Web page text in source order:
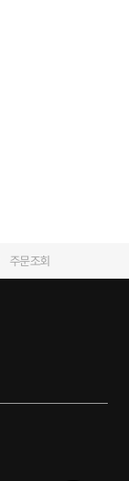
주문조회